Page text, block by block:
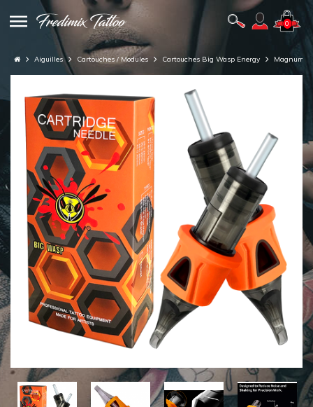
0
Aiguilles Cartouches / Modules Cartouches Big Wasp Energy Magnum